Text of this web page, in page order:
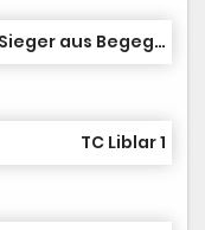
Sieger aus Begegnung Nr. 8
TC Liblar 1